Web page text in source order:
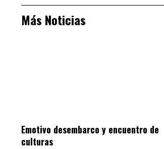
Más Noticias
Emotivo desembarco y encuentro de
culturas